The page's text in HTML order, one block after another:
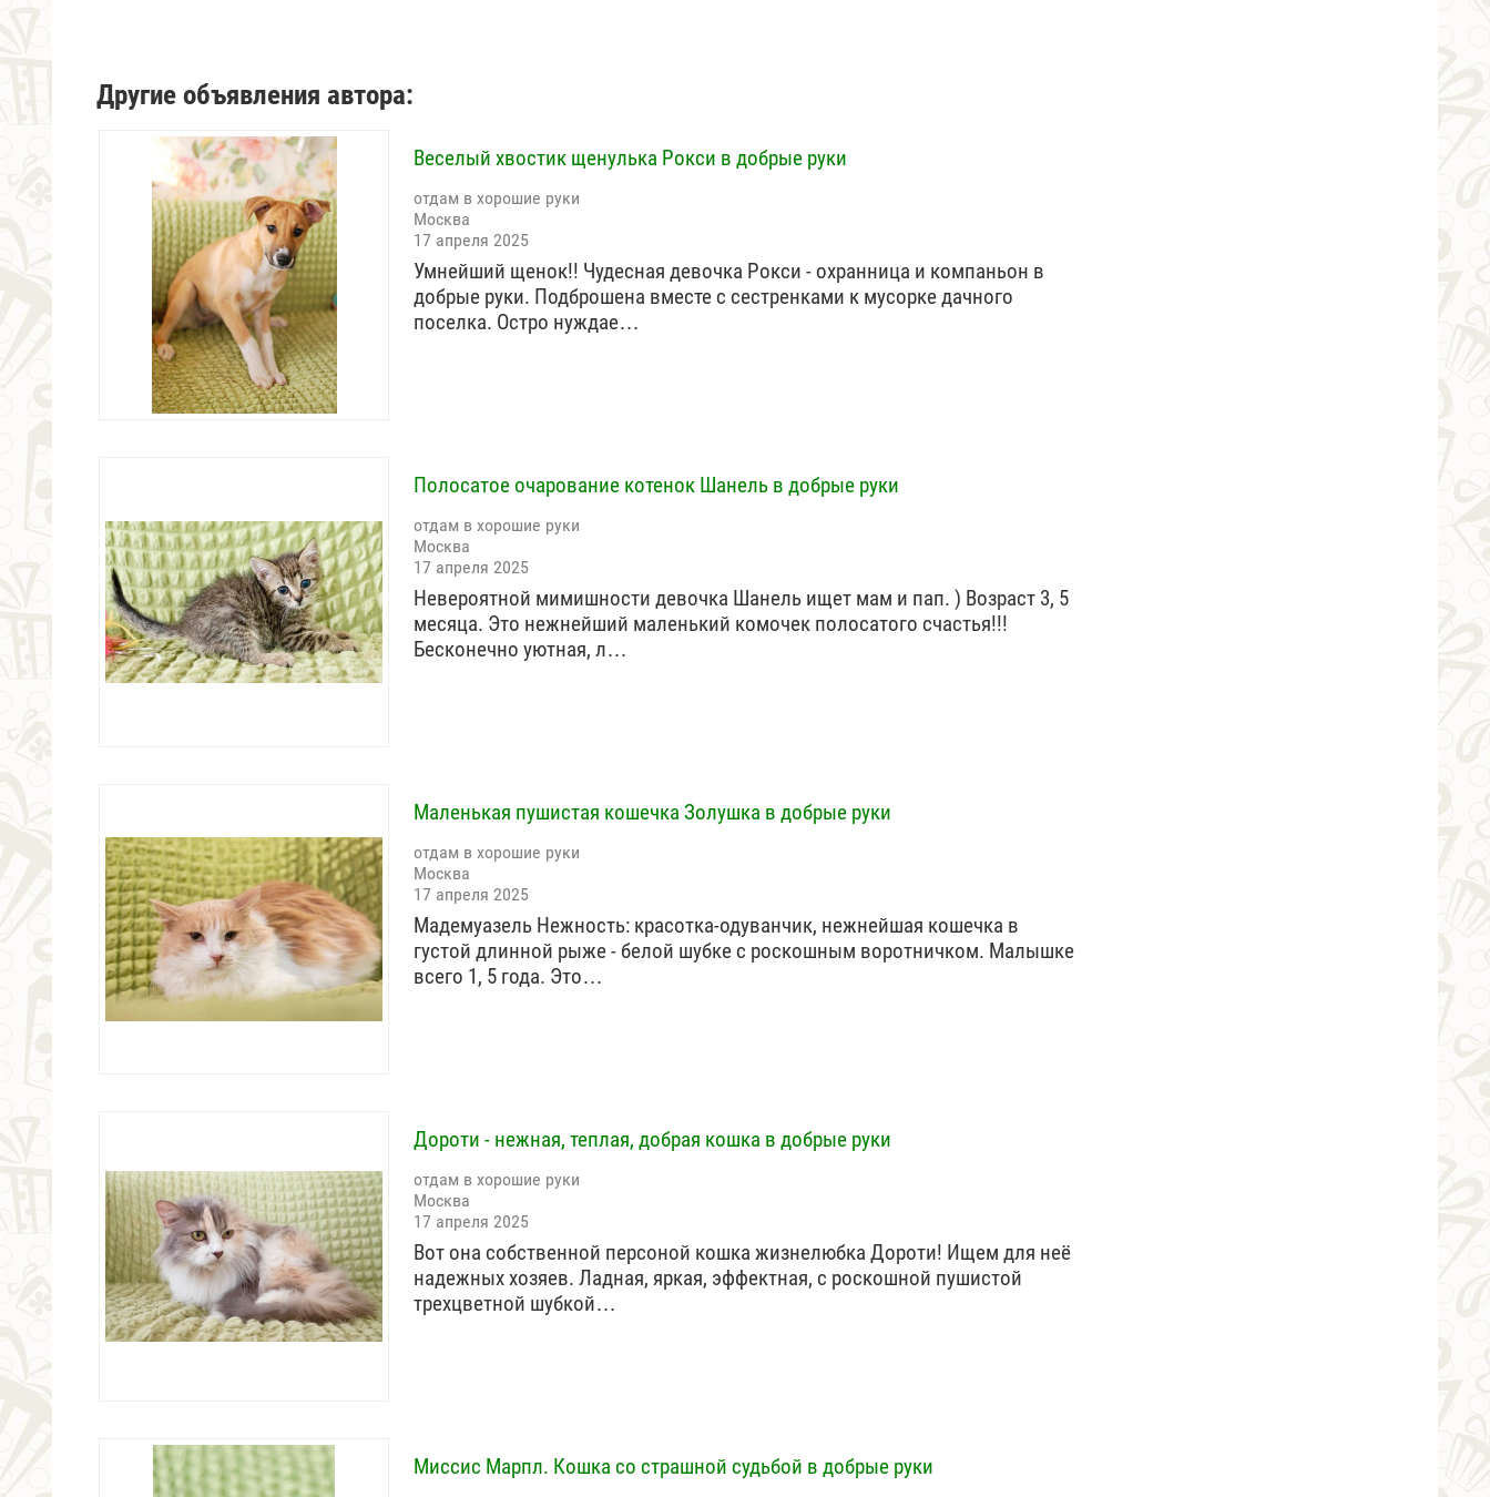
Другие объявления автора:
Веселый хвостик щенулька Рокси в добрые руки
отдам в хорошие руки
Москва
17 апреля 2025
Умнейший щенок!! Чудесная девочка Рокси - охранница и компаньон в
добрые руки. Подброшена вместе с сестренками к мусорке дачного
поселка. Остро нуждае…
Полосатое очарование котенок Шанель в добрые руки
отдам в хорошие руки
Москва
17 апреля 2025
Невероятной мимишности девочка Шанель ищет мам и пап. ) Возраст 3, 5
месяца. Это нежнейший маленький комочек полосатого счастья!!!
Бесконечно уютная, л…
Маленькая пушистая кошечка Золушка в добрые руки
отдам в хорошие руки
Москва
17 апреля 2025
Мадемуазель Нежность: красотка-одуванчик, нежнейшая кошечка в
густой длинной рыже - белой шубке с роскошным воротничком. Малышке
всего 1, 5 года. Это…
Дороти - нежная, теплая, добрая кошка в добрые руки
отдам в хорошие руки
Москва
17 апреля 2025
Вот она собственной персоной кошка жизнелюбка Дороти! Ищем для неё
надежных хозяев. Ладная, яркая, эффектная, с роскошной пушистой
трехцветной шубкой…
Миссис Марпл. Кошка со страшной судьбой в добрые руки